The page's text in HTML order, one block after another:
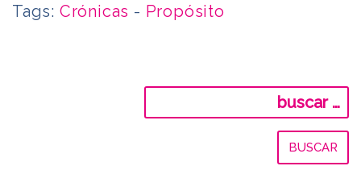
Tags: Crónicas - Propósito